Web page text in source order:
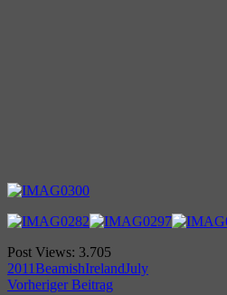
Post Views: 3.705
2011BeamishIrelandJuly
Beitragsnavigation
Vorheriger Beitrag